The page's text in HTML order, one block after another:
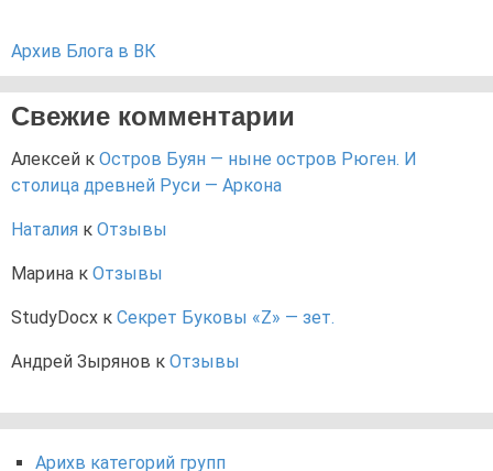
Архив Блога в ВК
Свежие комментарии
Алексей к Остров Буян — ныне остров Рюген. И
столица древней Руси — Аркона
Наталия к Отзывы
Марина к Отзывы
StudyDocx к Секрет Буковы «Z» — зет.
Андрей Зырянов к Отзывы
Арихв категорий групп